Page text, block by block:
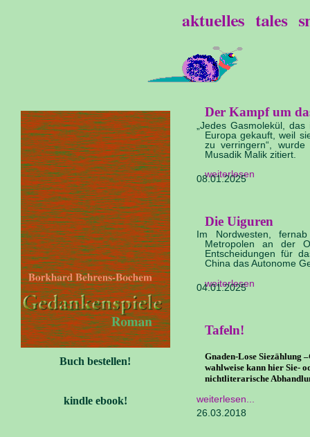
Buch bestellen!
kindle ebook!
Der Kampf um
„Jedes Gasmolekül,
Europa gekauft, weil
zu verringern“,
Musadik Malik zitiert.
weiterlesen
08.01.2025
Die Uiguren
Im Nordwesten,
Metropolen an der
Entscheidungen für
China das Autonome
weiterlesen
04.01.2025
Tafeln!
Gnaden-Lose Siezählung
wahlweise kann hier Sie-
nichtliterarische
weiterlesen
26.03.2018